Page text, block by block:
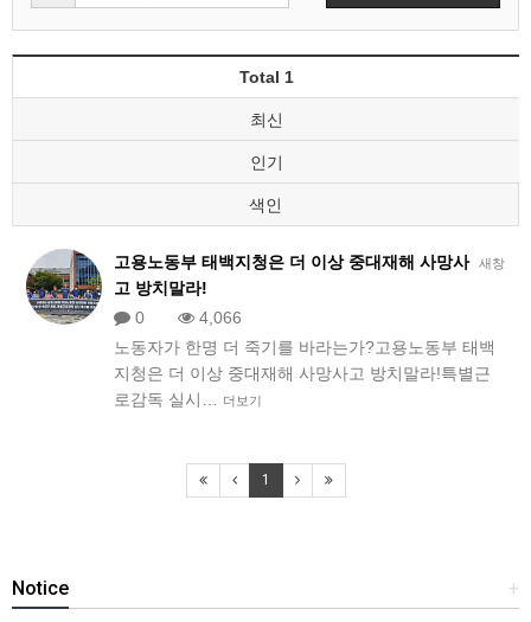
Total 1
최신
인기
색인
새창
고용노동부 태백지청은 더 이상 중대재해 사망사
고 방치말라!
0
4,066
노동자가 한명 더 죽기를 바라는가?고용노동부 태백
지청은 더 이상 중대재해 사망사고 방치말라!특별근
로감독 실시…
더보기
1
+
Notice